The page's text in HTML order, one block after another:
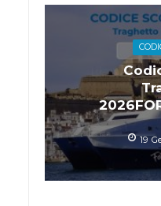
19